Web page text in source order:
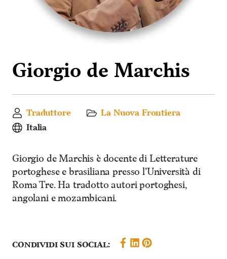
Giorgio de Marchis
Traduttore
La Nuova Frontiera
Italia
Giorgio de Marchis è docente di Letterature
portoghese e brasiliana presso l’Università di
Roma Tre. Ha tradotto autori portoghesi,
angolani e mozambicani.
Condividi sui social: